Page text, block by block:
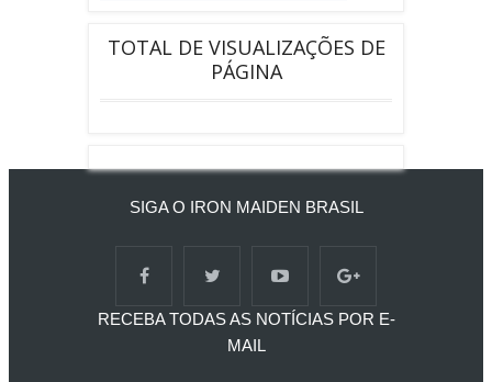
TOTAL DE VISUALIZAÇÕES DE
PÁGINA
SIGA O IRON MAIDEN BRASIL
RECEBA TODAS AS NOTÍCIAS POR E-
MAIL